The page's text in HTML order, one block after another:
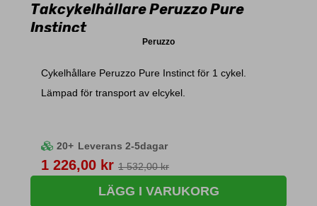
Takcykelhållare Peruzzo Pure
Instinct
Peruzzo
Cykelhållare Peruzzo Pure Instinct för 1 cykel.
Lämpad för transport av elcykel.
20+ Leverans 2-5dagar
Pris
1 226,00 kr 1 532,00 kr
LÄGG I VARUKORG